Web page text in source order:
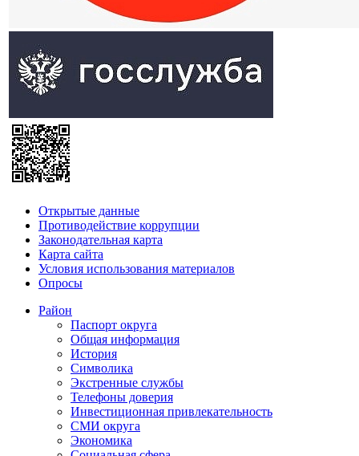
Открытые данные
Противодействие коррупции
Законодательная карта
Карта сайта
Условия использования материалов
Опросы
Район
Паспорт округа
Общая информация
История
Символика
Экстренные службы
Телефоны доверия
Инвестиционная привлекательность
СМИ округа
Экономика